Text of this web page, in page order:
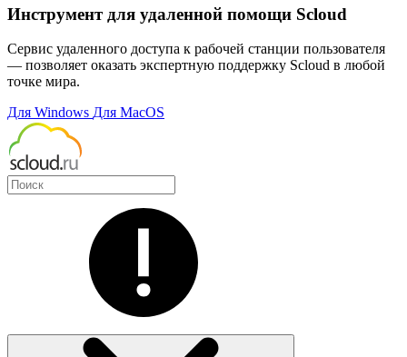
Инструмент для удаленной помощи Scloud
Сервис удаленного доступа к рабочей станции пользователя
— позволяет оказать экспертную поддержку Scloud в любой
точке мира.
Для Windows Для MacOS